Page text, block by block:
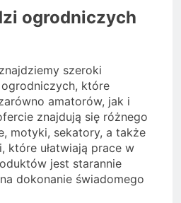
ogrodniczych
szeroki
które
amatorów, jak i
znajdują się różnego
motyki, sekatory, a także
które ułatwiają prace w
jest starannie
dokonanie świadomego